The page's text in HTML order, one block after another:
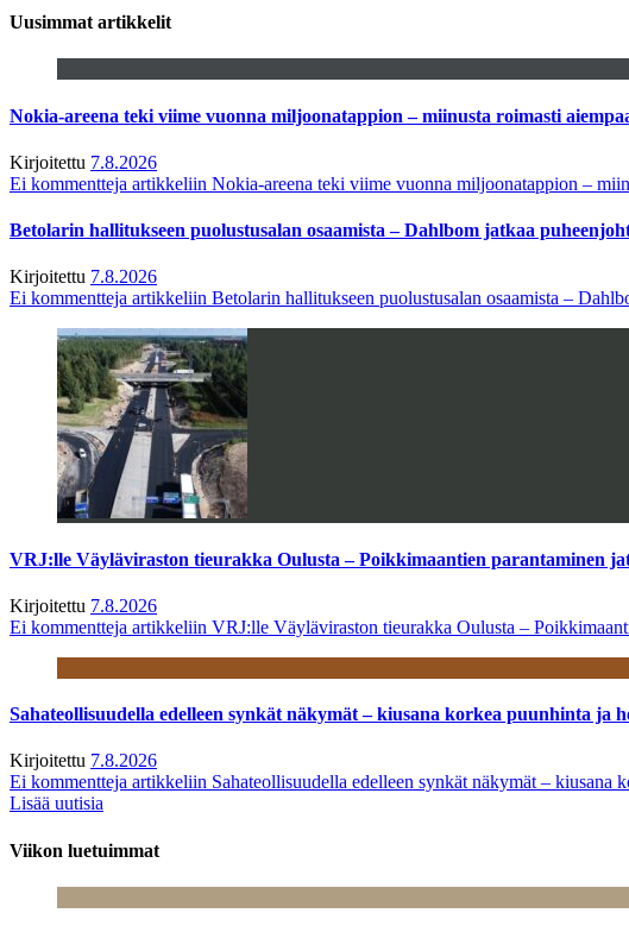
Uusimmat artikkelit
Nokia-areena teki viime vuonna miljoonatappion – miinusta roimasti
Kirjoitettu 7.8.2026
Ei kommentteja artikkeliin Nokia-areena teki viime vuonna miljoonatappion –
Betolarin hallitukseen puolustusalan osaamista – Dahlbom jatkaa
Kirjoitettu 7.8.2026
Ei kommentteja artikkeliin Betolarin hallitukseen puolustusalan osaamista –
VRJ:lle Väyläviraston tieurakka Oulusta – Poikkimaantien parantaminen
Kirjoitettu 7.8.2026
Ei kommentteja artikkeliin VRJ:lle Väyläviraston tieurakka Oulusta –
Sahateollisuudella edelleen synkät näkymät – kiusana korkea puunhinta ja
Kirjoitettu 7.8.2026
Ei kommentteja artikkeliin Sahateollisuudella edelleen synkät näkymät – kiusana
Lisää uutisia
Viikon luetuimmat